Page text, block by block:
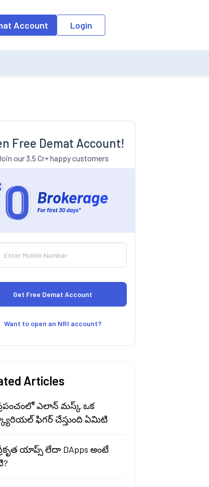
Account Login
Free Demat Account!
our 3.5 Cr+ happy customers
Want to open an NRI account?
Articles
ప్రపంచంలో ఎలాన్ మస్క్ ఒక
ఫిగర్ చేస్తుంది ఏమిటి
యాప్స్ లేదా DApps అంటే